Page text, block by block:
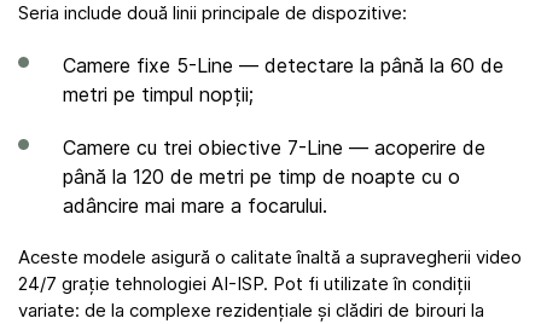
Seria include două linii principale de dispozitive:
Camere fixe 5-Line — detectare la până la 60 de
metri pe timpul nopții;
Camere cu trei obiective 7-Line — acoperire de
până la 120 de metri pe timp de noapte cu o
adâncire mai mare a focarului.
Aceste modele asigură o calitate înaltă a supravegherii video
24/7 grație tehnologiei AI-ISP. Pot fi utilizate în condiții
variate: de la complexe rezidențiale și clădiri de birouri la